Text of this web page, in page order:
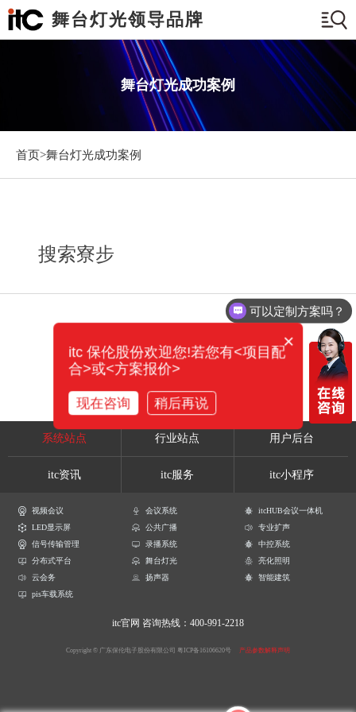
舞台灯光领导品牌
舞台灯光成功案例
首页>舞台灯光成功案例
搜索寮步
系统站点 行业站点 用户后台
itc资讯 itc服务 itc小程序
视频会议 会议系统
itcHUB会议一体机
LED显示屏
公共广播
专业扩声
信号传输管理
录播系统
中控系统
分布式平台
舞台灯光
亮化照明
云会务
扬声器
智能建筑
pis车载系统
itc官网 咨询热线：400-991-2218
Copyright © 广东保伦电子股份有限公司 粤ICP备16106620号 产品参数解释声明
可以定制方案吗？
×
itc 保伦股份欢迎您!若您有<项目配
合>或<方案报价>
现在咨询 稍后再说